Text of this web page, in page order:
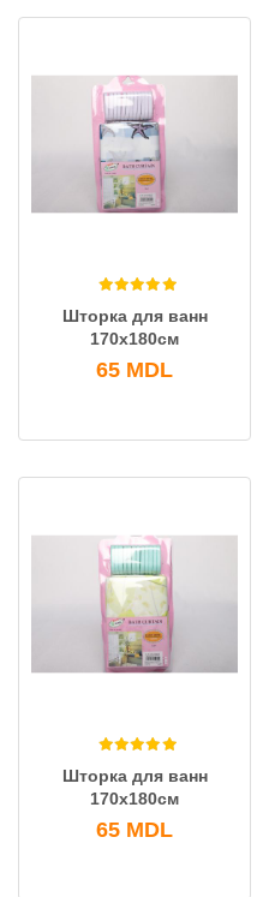
Шторка для ванн
170x180см
65 MDL
Шторка для ванн
170x180см
65 MDL